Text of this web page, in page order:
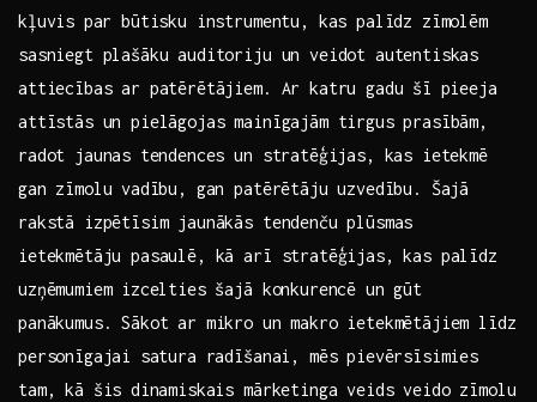
kļuvis⁤ par būtisku instrumentu, ‌kas palīdz zīmolēm
sasniegt plašāku‍ auditoriju un veidot autentiskas​
attiecības ar patērētājiem. Ar katru gadu šī ⁣pieeja
attīstās un pielāgojas mainīgajām ‍tirgus prasībām,
radot jaunas ⁣tendences un stratēģijas, kas ‍ietekmē
gan zīmolu ⁢vadību, gan patērētāju uzvedību. Šajā
rakstā izpētīsim ​jaunākās‌ tendenču plūsmas
ietekmētāju pasaulē, kā arī stratēģijas, kas palīdz
uzņēmumiem ⁢izcelties šajā konkurencē un gūt
panākumus. Sākot ar​ mikro un makro ietekmētājiem līdz
personīgajai ⁤satura radīšanai, mēs pievērsīsimies
tam, kā ​šis⁣ dinamiskais ​mārketinga‍ veids veido zīmolu